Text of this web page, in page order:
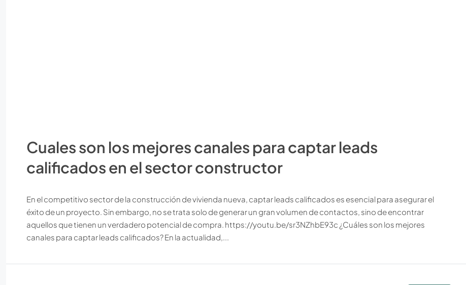
Cuales son los mejores canales para captar leads
calificados en el sector constructor
En el competitivo sector de la construcción de vivienda nueva, captar leads calificados es esencial para asegurar el
éxito de un proyecto. Sin embargo, no se trata solo de generar un gran volumen de contactos, sino de encontrar
aquellos que tienen un verdadero potencial de compra. https://youtu.be/sr3NZhbE93c ¿Cuáles son los mejores
canales para captar leads calificados? En la actualidad,...